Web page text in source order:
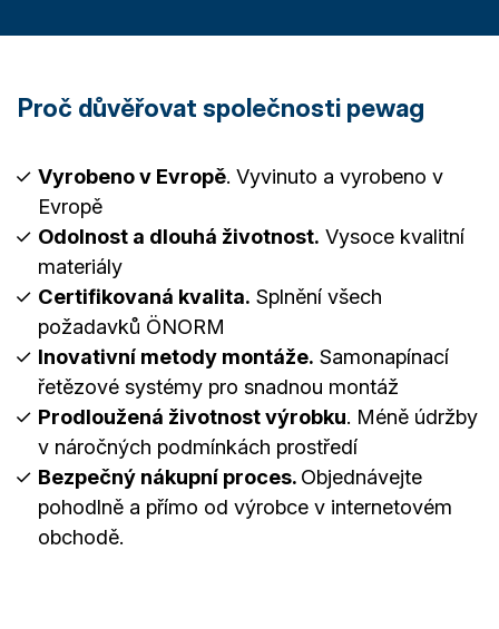
Proč důvěřovat společnosti pewag
Vyrobeno v Evropě. Vyvinuto a vyrobeno v
Evropě
Odolnost a dlouhá životnost. Vysoce kvalitní
materiály
Certifikovaná kvalita. Splnění všech
požadavků ÖNORM
Inovativní metody montáže. Samonapínací
řetězové systémy pro snadnou montáž
Prodloužená životnost výrobku. Méně údržby
v náročných podmínkách prostředí
Bezpečný nákupní proces. Objednávejte
pohodlně a přímo od výrobce v internetovém
obchodě.